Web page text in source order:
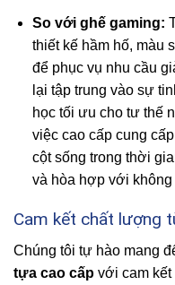
So với ghế gaming:
thiết kế hầm hố, màu
để phục vụ nhu cầu
lại tập trung vào sự
học tối ưu cho tư thế
việc cao cấp cung
cột sống trong thời
và hòa hợp với
Cam kết chất lượng
Chúng tôi tự hào mang
tựa cao cấp với cam